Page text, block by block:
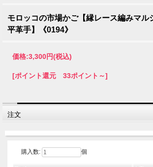
モロッコの市場かご【縁レース編みマル
平革手】《0194》
価格:3,300円(税込)
[ポイント還元 33ポイント～]
注文
購入数: 個